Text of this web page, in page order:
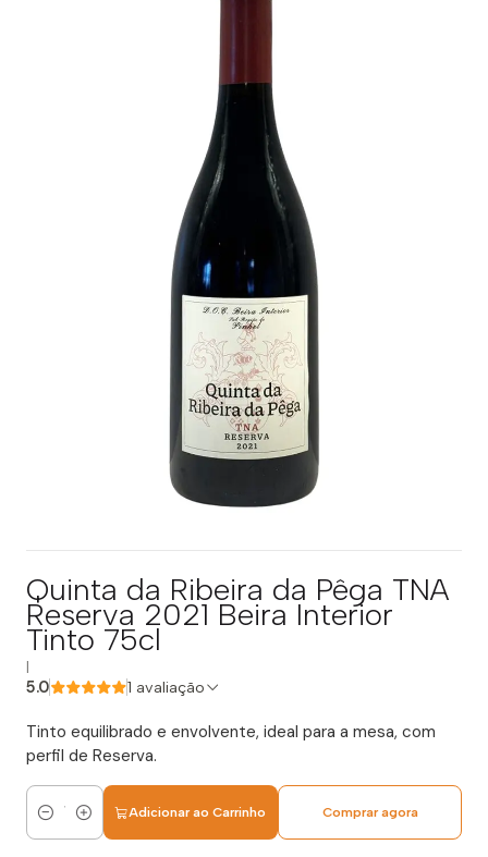
Quinta da Ribeira da Pêga TNA
Reserva 2021 Beira Interior
Tinto 75cl
5.0 1 avaliação
Tinto equilibrado e envolvente, ideal para a mesa, com
perfil de Reserva.
Quantidade
Adicionar ao Carrinho Comprar agora